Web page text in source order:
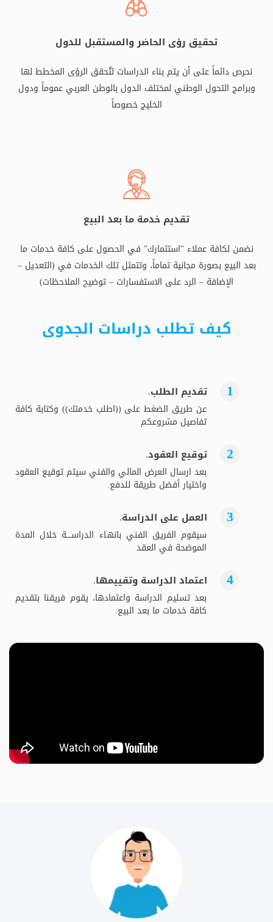
تحقيق رؤى الحاضر والمستقبل للدول
نحرص دائماً على أن يتم بناء الدراسات لتُحقق الرؤى المخطط لها
وبرامج التحول الوطني لمختلف الدول بالوطن العربي عموماً ودول
الخليج خصوصاً
تقديم خدمة ما بعد البيع
نضمن لكافة عملاء "استثمارك" في الحصول على كافة خدمات ما
بعد البيع بصورة مجانية تماماً، وتتمثل تلك الخدمات في (التعديل –
الإضافة – الرد على الاستفسارات – توضيح الملاحظات)
كيف تطلب دراسات الجدوى
تقديم الطلب.
عن طريق الضغط على ((اطلب خدمتك)) وكتابة كافة
تفاصيل مشروعكم
توقيع العقود.
بعد ارسال العرض المالي والفني سيتم توقيع العقود
واختيار أفضل طريقة للدفع.
العمل على الدراسة.
سيقوم الفريق الفني بانهـاء الدراســــة خلال المدة
الموضحة في العقد
اعتماد الدراسة وتقييمها.
بعد تسليم الدراسة واعتمادها، يقوم فريقنا بتقديم
كافة خدمات ما بعد البيع.